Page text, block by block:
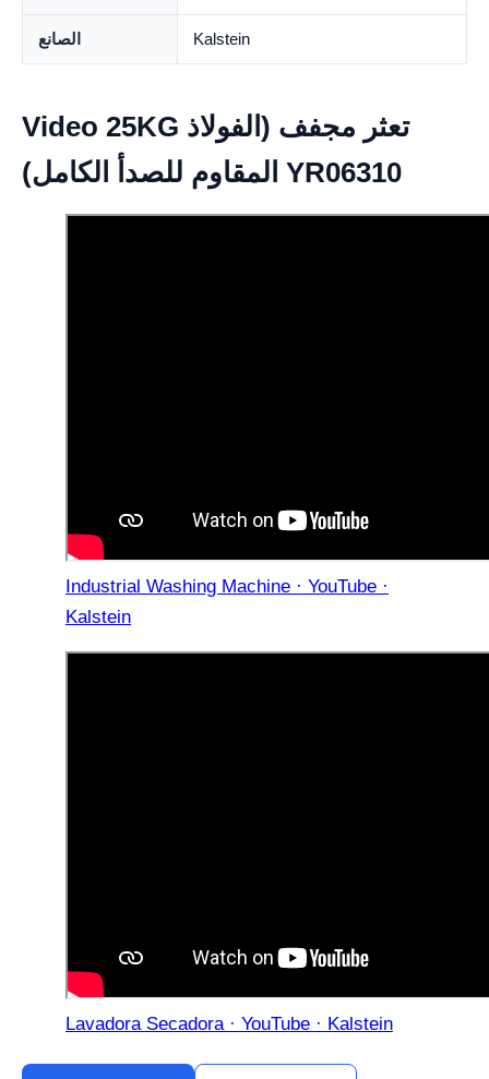
الصانع Kalstein
Video 25KG تعثر مجفف (الفولاذ
المقاوم للصدأ الكامل) YR06310
Industrial Washing Machine · YouTube ·
Kalstein
Lavadora Secadora · YouTube · Kalstein